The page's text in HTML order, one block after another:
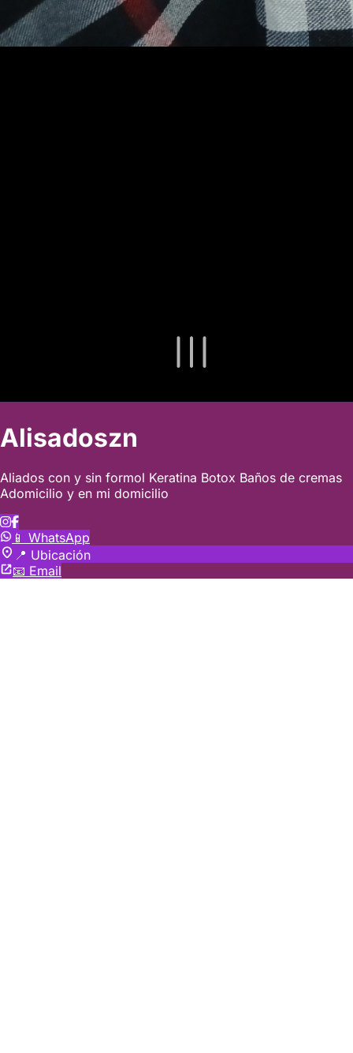
Alisadoszn
Aliados con y sin formol Keratina Botox Baños de cremas
Adomicilio y en mi domicilio
📱 WhatsApp
📍 Ubicación
📧 Email